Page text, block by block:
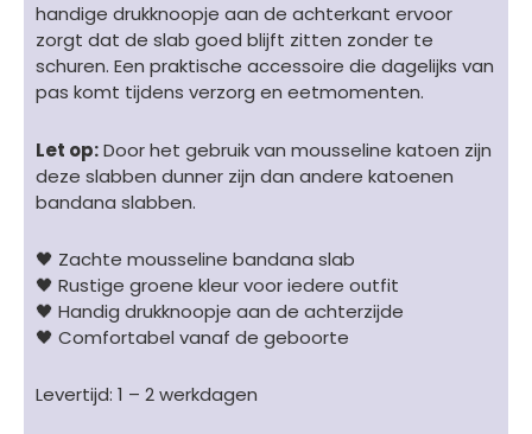
handige drukknoopje aan de achterkant ervoor
zorgt dat de slab goed blijft zitten zonder te
schuren. Een praktische accessoire die dagelijks van
pas komt tijdens verzorg en eetmomenten.
Let op:Door het gebruik van mousseline katoen zijn
deze slabben dunner zijn dan andere katoenen
bandana slabben.
🖤 Zachte mousseline bandana slab
🖤 Rustige groene kleur voor iedere outfit
🖤 Handig drukknoopje aan de achterzijde
🖤 Comfortabel vanaf de geboorte
Levertijd: 1 – 2 werkdagen